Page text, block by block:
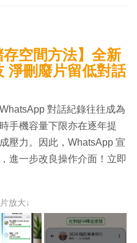
空間方法】全新
淨刪廢片留低對話
對話紀錄往往成為
手機容量下限亦在逐年提
壓力。因此，WhatsApp 宣
進一步改良操作介面！立即
放大↓